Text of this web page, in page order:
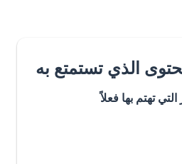
الذي تستمتع به
تهتم بها فعلاً